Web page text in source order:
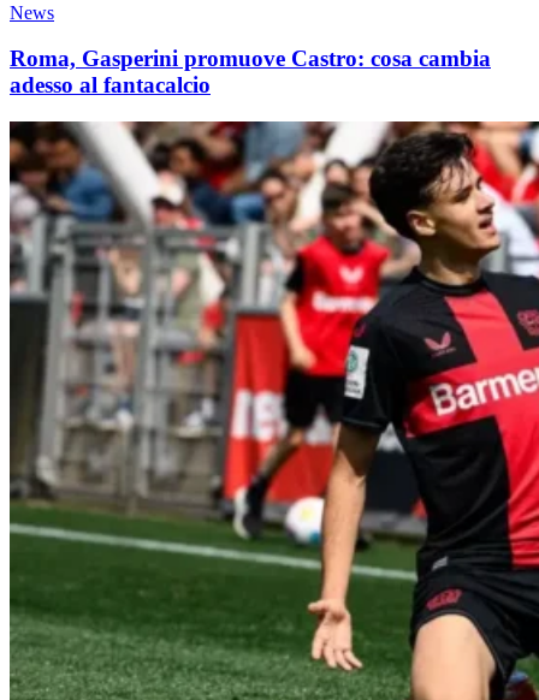
News
Roma, Gasperini promuove Castro: cosa cambia
adesso al fantacalcio